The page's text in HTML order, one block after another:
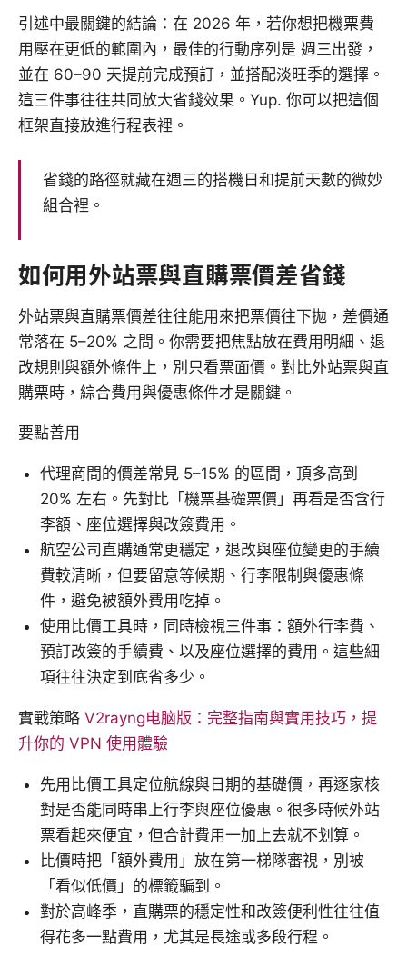
引述中最關鍵的結論：在 2026 年，若你想把機票費
用壓在更低的範圍內，最佳的行動序列是 週三出發，
並在 60–90 天提前完成預訂，並搭配淡旺季的選擇。
這三件事往往共同放大省錢效果。Yup. 你可以把這個
框架直接放進行程表裡。
省錢的路徑就藏在週三的搭機日和提前天數的微妙
組合裡。
如何用外站票與直購票價差省錢
外站票與直購票價差往往能用來把票價往下拋，差價通
常落在 5–20% 之間。你需要把焦點放在費用明細、退
改規則與額外條件上，別只看票面價。對比外站票與直
購票時，綜合費用與優惠條件才是關鍵。
要點善用
代理商間的價差常見 5–15% 的區間，頂多高到
20% 左右。先對比「機票基礎票價」再看是否含行
李額、座位選擇與改簽費用。
航空公司直購通常更穩定，退改與座位變更的手續
費較清晰，但要留意等候期、行李限制與優惠條
件，避免被額外費用吃掉。
使用比價工具時，同時檢視三件事：額外行李費、
預訂改簽的手續費、以及座位選擇的費用。這些細
項往往決定到底省多少。
實戰策略 V2rayng电脑版：完整指南與實用技巧，提
升你的 VPN 使用體驗
先用比價工具定位航線與日期的基礎價，再逐家核
對是否能同時串上行李與座位優惠。很多時候外站
票看起來便宜，但合計費用一加上去就不划算。
比價時把「額外費用」放在第一梯隊審視，別被
「看似低價」的標籤騙到。
對於高峰季，直購票的穩定性和改簽便利性往往值
得花多一點費用，尤其是長途或多段行程。